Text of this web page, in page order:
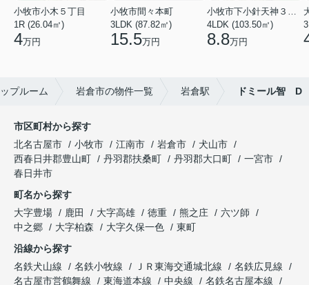
小牧市小木５丁目
1R (26.04㎡)
4万円
小牧市間々本町
3LDK (87.82㎡)
15.5万円
4LDK (103.50㎡)
8.8万円
プルーム 岩倉市の物件一覧 岩倉駅 ドミール智 D
市区町村から探す
北名古屋市
小牧市 江南市 岩倉市
犬山市
西春日井郡豊山町
丹羽郡扶桑町 丹羽郡大口町
一宮市
春日井市
町名から探す
大字豊場
鹿田 大字高雄 徳重 熊之庄
六ツ師
中之郷
大字柏森 大字久保一色
東町
沿線から探す
名鉄犬山線
名鉄小牧線 ＪＲ東海交通城北線
名鉄広見線
名古屋市営鶴舞線
東海道本線 中央線
名鉄名古屋本線